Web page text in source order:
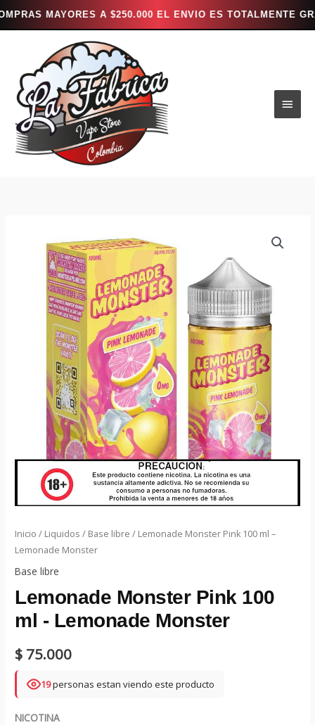
A $250.000 EL ENVIO ES TOTALMENTE GRATIS
contenido
Inicio / Liquidos / Base libre / Lemonade Monster Pink 100 ml –
Lemonade Monster
Base libre
Lemonade Monster Pink 100
ml - Lemonade Monster
$ 75.000
19personas estan viendo este producto
NICOTINA